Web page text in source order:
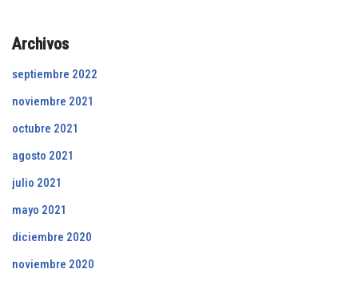
Archivos
septiembre 2022
noviembre 2021
octubre 2021
agosto 2021
julio 2021
mayo 2021
diciembre 2020
noviembre 2020